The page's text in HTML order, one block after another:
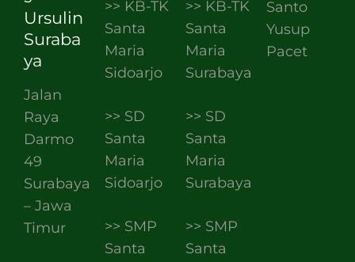
Ursulin
Suraba
ya
Jalan
Raya
Darmo
49
Surabaya
– Jawa
Timur
>> KB-TK
Santa
Maria
Sidoarjo
>> SD
Santa
Maria
Sidoarjo
>> SMP
Santa
>> KB-TK
Santa
Maria
Surabaya
>> SD
Santa
Maria
Surabaya
>> SMP
Santa
Santo
Yusup
Pacet